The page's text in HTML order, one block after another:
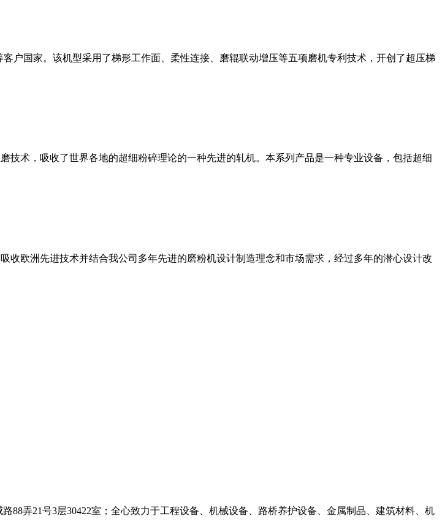
户国家。该机型采用了梯形工作面、柔性连接、磨辊联动增压等五项磨机专利技术，开创了超压梯
术，吸收了世界各地的超细粉碎理论的一种先进的轧机。本系列产品是一种专业设备，包括超细
欧洲先进技术并结合我公司多年先进的磨粉机设计制造理念和市场需求，经过多年的潜心设计改
88弄21号3层30422室；全心致力于工程设备、机械设备、路桥养护设备、金属制品、建筑材料、机